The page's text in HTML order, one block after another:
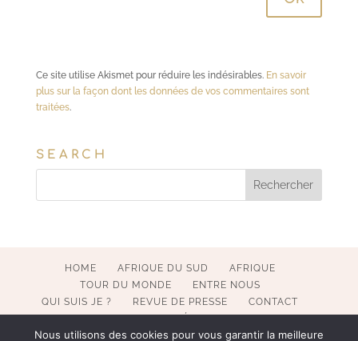
Ce site utilise Akismet pour réduire les indésirables. En savoir
plus sur la façon dont les données de vos commentaires sont
traitées.
SEARCH
HOME AFRIQUE DU SUD
AFRIQUE
TOUR DU MONDE
ENTRE NOUS
QUI SUIS JE ?
REVUE DE PRESSE
CONTACT
Nous utilisons des cookies pour vous garantir la meilleure